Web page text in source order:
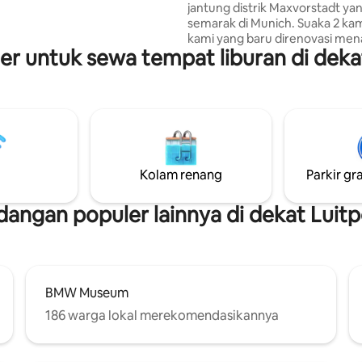
tempat tidur king-size
mandi dalam.
jantung distrik Maxvorstadt
semarak di Munich. Suaka 2
kami yang baru direnovasi
kenyamanan dan kecanggihan
perpaduan sempurna antara
dengan akses transportasi
luar biasa. Kawasan ini dihiasi
bangunan bersejarah, butik,
supermarket, restoran, dan
sambil hanya berjarak
dari tempat - tempat ikonis
untuk sewa tempat liburan di
Kolam renang Parkir
populer lainnya di dekat
BMW Museum
186 warga lokal merekomendasikannya